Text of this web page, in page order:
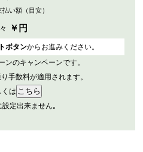
い額（目安）
￥ 円
ボタンからお進みください。
ンのキャンペーンです。
手数料が適用されます。
は
定出来ません｡